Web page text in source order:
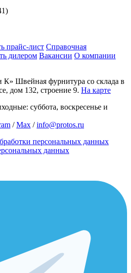
прайс-лист Справочная
дилером Вакансии О компании
К» Швейная фурнитура со склада в
дом 132, строение 9. На карте
суббота, воскресенье и
/Max /info@protos.ru
персональных данных
данных